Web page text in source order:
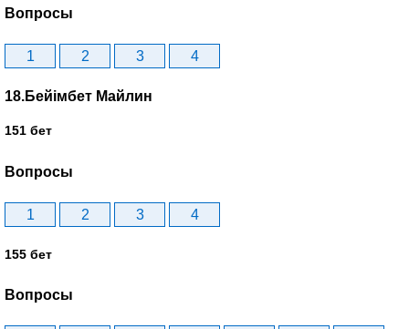
Вопросы
1 2 3 4
18.Бейімбет Майлин
151 бет
Вопросы
1 2 3 4
155 бет
Вопросы